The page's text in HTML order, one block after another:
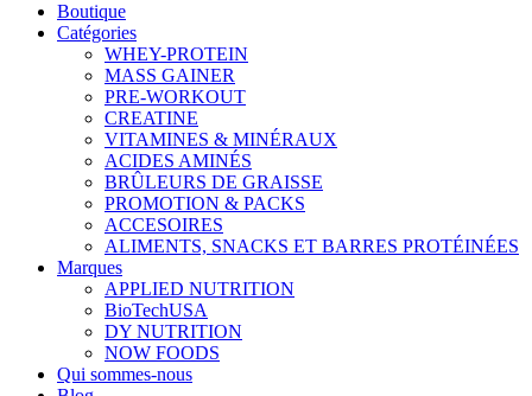
Boutique
Catégories
WHEY-PROTEIN
MASS GAINER
PRE-WORKOUT
CREATINE
VITAMINES & MINÉRAUX
ACIDES AMINÉS
BRÛLEURS DE GRAISSE
PROMOTION & PACKS
ACCESOIRES
ALIMENTS, SNACKS ET BARRES PROTÉINÉES
Marques
APPLIED NUTRITION
BioTechUSA
DY NUTRITION
NOW FOODS
Qui sommes-nous